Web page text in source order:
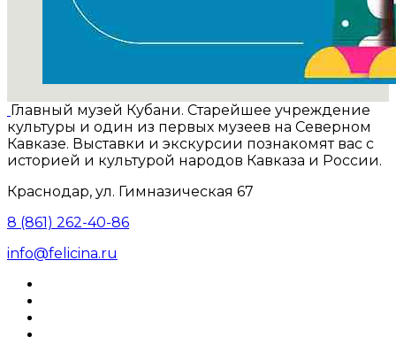
Главный музей Кубани. Старейшее учреждение
культуры и один из первых музеев на Северном
Кавказе. Выставки и экскурсии познакомят вас с
историей и культурой народов Кавказа и России.
Краснодар, ул. Гимназическая 67
8 (861) 262-40-86
info@felicina.ru